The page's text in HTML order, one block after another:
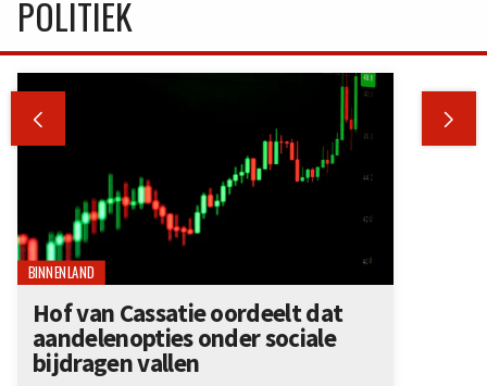
POLITIEK
 
BINNENLAND
Hof van Cassatie oordeelt dat
aandelenopties onder sociale
bijdragen vallen